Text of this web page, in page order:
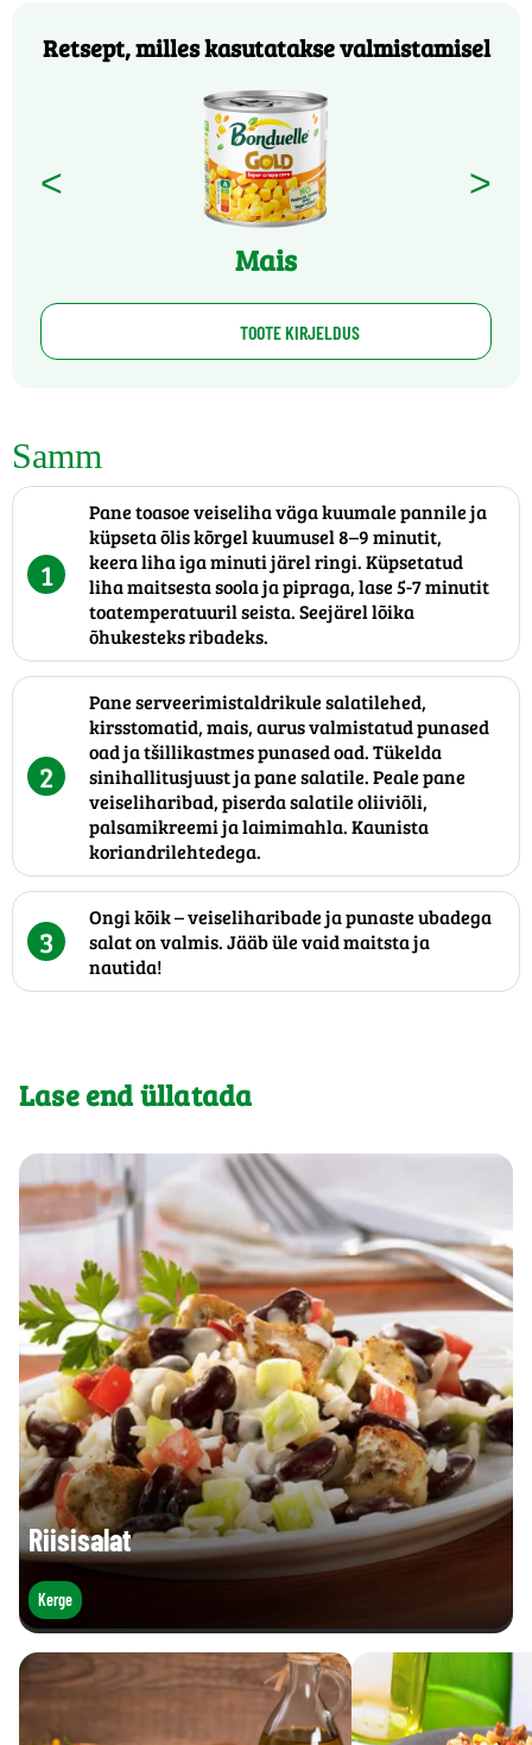
Retsept, milles kasutatakse valmistamisel
<
Mais
>
TOOTE KIRJELDUS
Samm
1
Pane toasoe veiseliha väga kuumale pannile ja
küpseta õlis kõrgel kuumusel 8–9 minutit,
keera liha iga minuti järel ringi. Küpsetatud
liha maitsesta soola ja pipraga, lase 5-7 minutit
toatemperatuuril seista. Seejärel lõika
õhukesteks ribadeks.
2
Pane serveerimistaldrikule salatilehed,
kirsstomatid, mais, aurus valmistatud punased
oad ja tšillikastmes punased oad. Tükelda
sinihallitusjuust ja pane salatile. Peale pane
veiseliharibad, piserda salatile oliiviõli,
palsamikreemi ja laimimahla. Kaunista
koriandrilehtedega.
3
Ongi kõik – veiseliharibade ja punaste ubadega
salat on valmis. Jääb üle vaid maitsta ja
nautida!
Lase end üllatada
Riisisalat
Kerge